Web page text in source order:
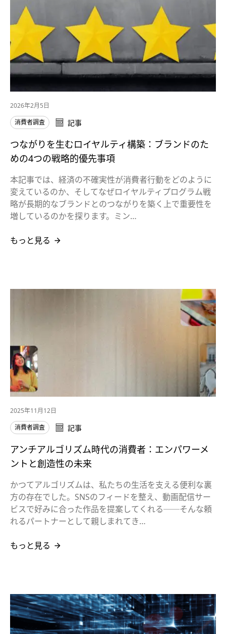
2026年2月5日
消費者調査
記事
つながりを生むロイヤルティ構築：ブランドのた
めの4つの戦略的優先事項
本記事では、経済の不確実性が消費者行動をどのように
変えているのか、そしてなぜロイヤルティプログラム戦
略が長期的なブランドとのつながりを築く上で重要性を
増しているのかを探ります。ミン…
もっと見る
2025年11月12日
消費者調査
記事
アンチアルゴリズム時代の消費者：エンパワーメ
ントと創造性の未来
かつてアルゴリズムは、私たちの生活を支える便利な裏
方の存在でした。SNSのフィードを整え、動画配信サー
ビスで好みに合った作品を提案してくれる──そんな頼
れるパートナーとして親しまれてき…
もっと見る